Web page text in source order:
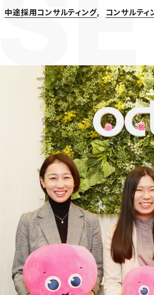
中途採用コンサルティング コンサルティ